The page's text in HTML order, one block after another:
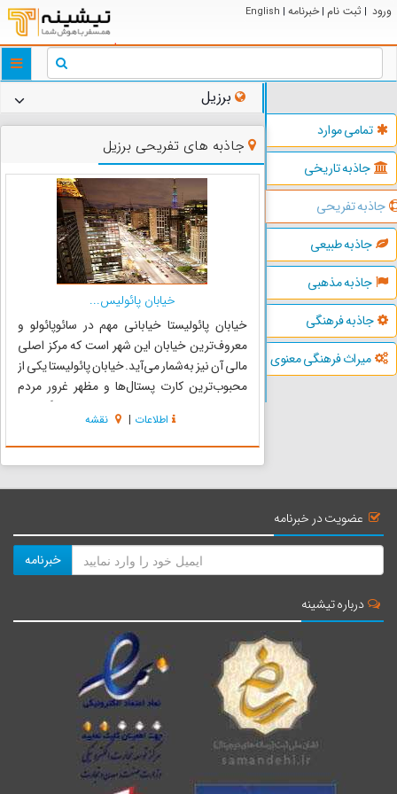
ورود | ثبت نام | خبرنامه |
English
تمامی موارد
جاذبه تاریخی
جاذبه تفریحی
جاذبه طبیعی
جاذبه مذهبی
جاذبه فرهنگی
میراث فرهنگی معنوی
برزیل
جاذبه های تفریحی برزیل
خیابان پائولیس...
خیابان پائولیستا خیابانی مهم در سائوپائولو و
معروف‌ترین خیابان این شهر است که مرکز اصلی
مالی آن نیز به‌شمار می‌آید. خیابان پائولیستا یکی از
محبوب‌ترین کارت پستال‌ها و مظهر غرور مردم
سائوپائولو می‌باشد. پائولیستا یکی از بزرگ‌ترین
مراکز تجاری و فرهنگی شهر می‌باشد. تضاد موجود
در معماری ...
اطلاعات | نقشه
عضویت در خبرنامه
خبرنامه
درباره تیشینه